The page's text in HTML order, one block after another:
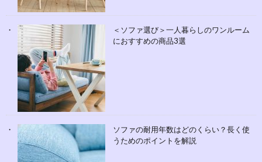
＜ソファ選び＞一人暮らしのワンルーム
におすすめの商品3選
ソファの耐用年数はどのくらい？長く使
うためのポイントを解説